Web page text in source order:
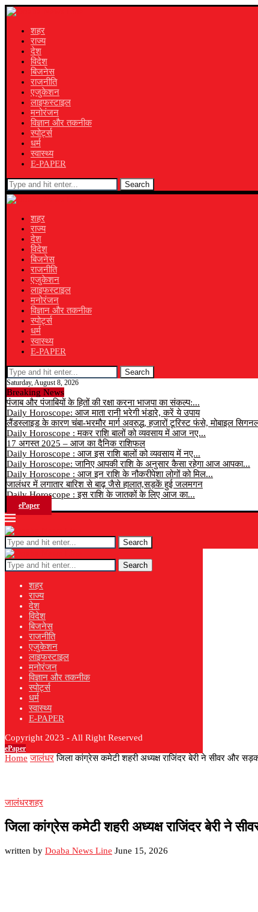
शहर
राज्य
देश
विदेश
बिजनेस
राजनीति
एजुकेशन
लाइफस्टाइल
मनोरंजन
विज्ञान और तकनीक
स्पोर्ट्स
धर्म
स्वास्थ्य
E-PAPER
Search
शहर
राज्य
देश
विदेश
बिजनेस
राजनीति
एजुकेशन
लाइफस्टाइल
मनोरंजन
विज्ञान और तकनीक
स्पोर्ट्स
धर्म
स्वास्थ्य
E-PAPER
Search
Saturday, August 8, 2026
Breaking News
पंजाब और पंजाबियों के हितों की रक्षा करना भाजपा का संकल्प:...
Daily Horoscope: आज माता रानी भरेगी भंडारे, करें ये उपाय
लैंडस्लाइड के कारण चंबा-भरमौर मार्ग अवरुद्ध, हजारों टूरिस्ट फंसे, मोबाइल
Daily Horoscope : मकर राशि बालों को व्यवसाय में आज नए...
17 अगस्त 2025 – आज का दैनिक राशिफल
Daily Horoscope : आज इस राशि बालों को व्यवसाय में नए...
Daily Horoscope: जानिए आपकी राशि के अनुसार कैसा रहेगा आज आपका...
Daily Horoscope : आज इन राशि के नौकरीपेशा लोगों को मिल...
जालंधर में लगातार बारिश से बाढ़ जैसे हालात,सड़कें हुई जलमगन
Daily Horoscope : इस राशि के जातकों के लिए आज का...
ePaper
Search
Search
शहर
राज्य
देश
विदेश
बिजनेस
राजनीति
एजुकेशन
लाइफस्टाइल
मनोरंजन
विज्ञान और तकनीक
स्पोर्ट्स
धर्म
स्वास्थ्य
E-PAPER
Copyright 2023 - All Right Reserved
ePaper
Home जालंधर जिला कांग्रेस कमेटी शहरी अध्यक्ष राजिंदर बेरी ने सीवर और
जालंधरशहर
जिला कांग्रेस कमेटी शहरी अध्यक्ष राजिंदर बेरी ने
written by Doaba News Line June 15, 2026